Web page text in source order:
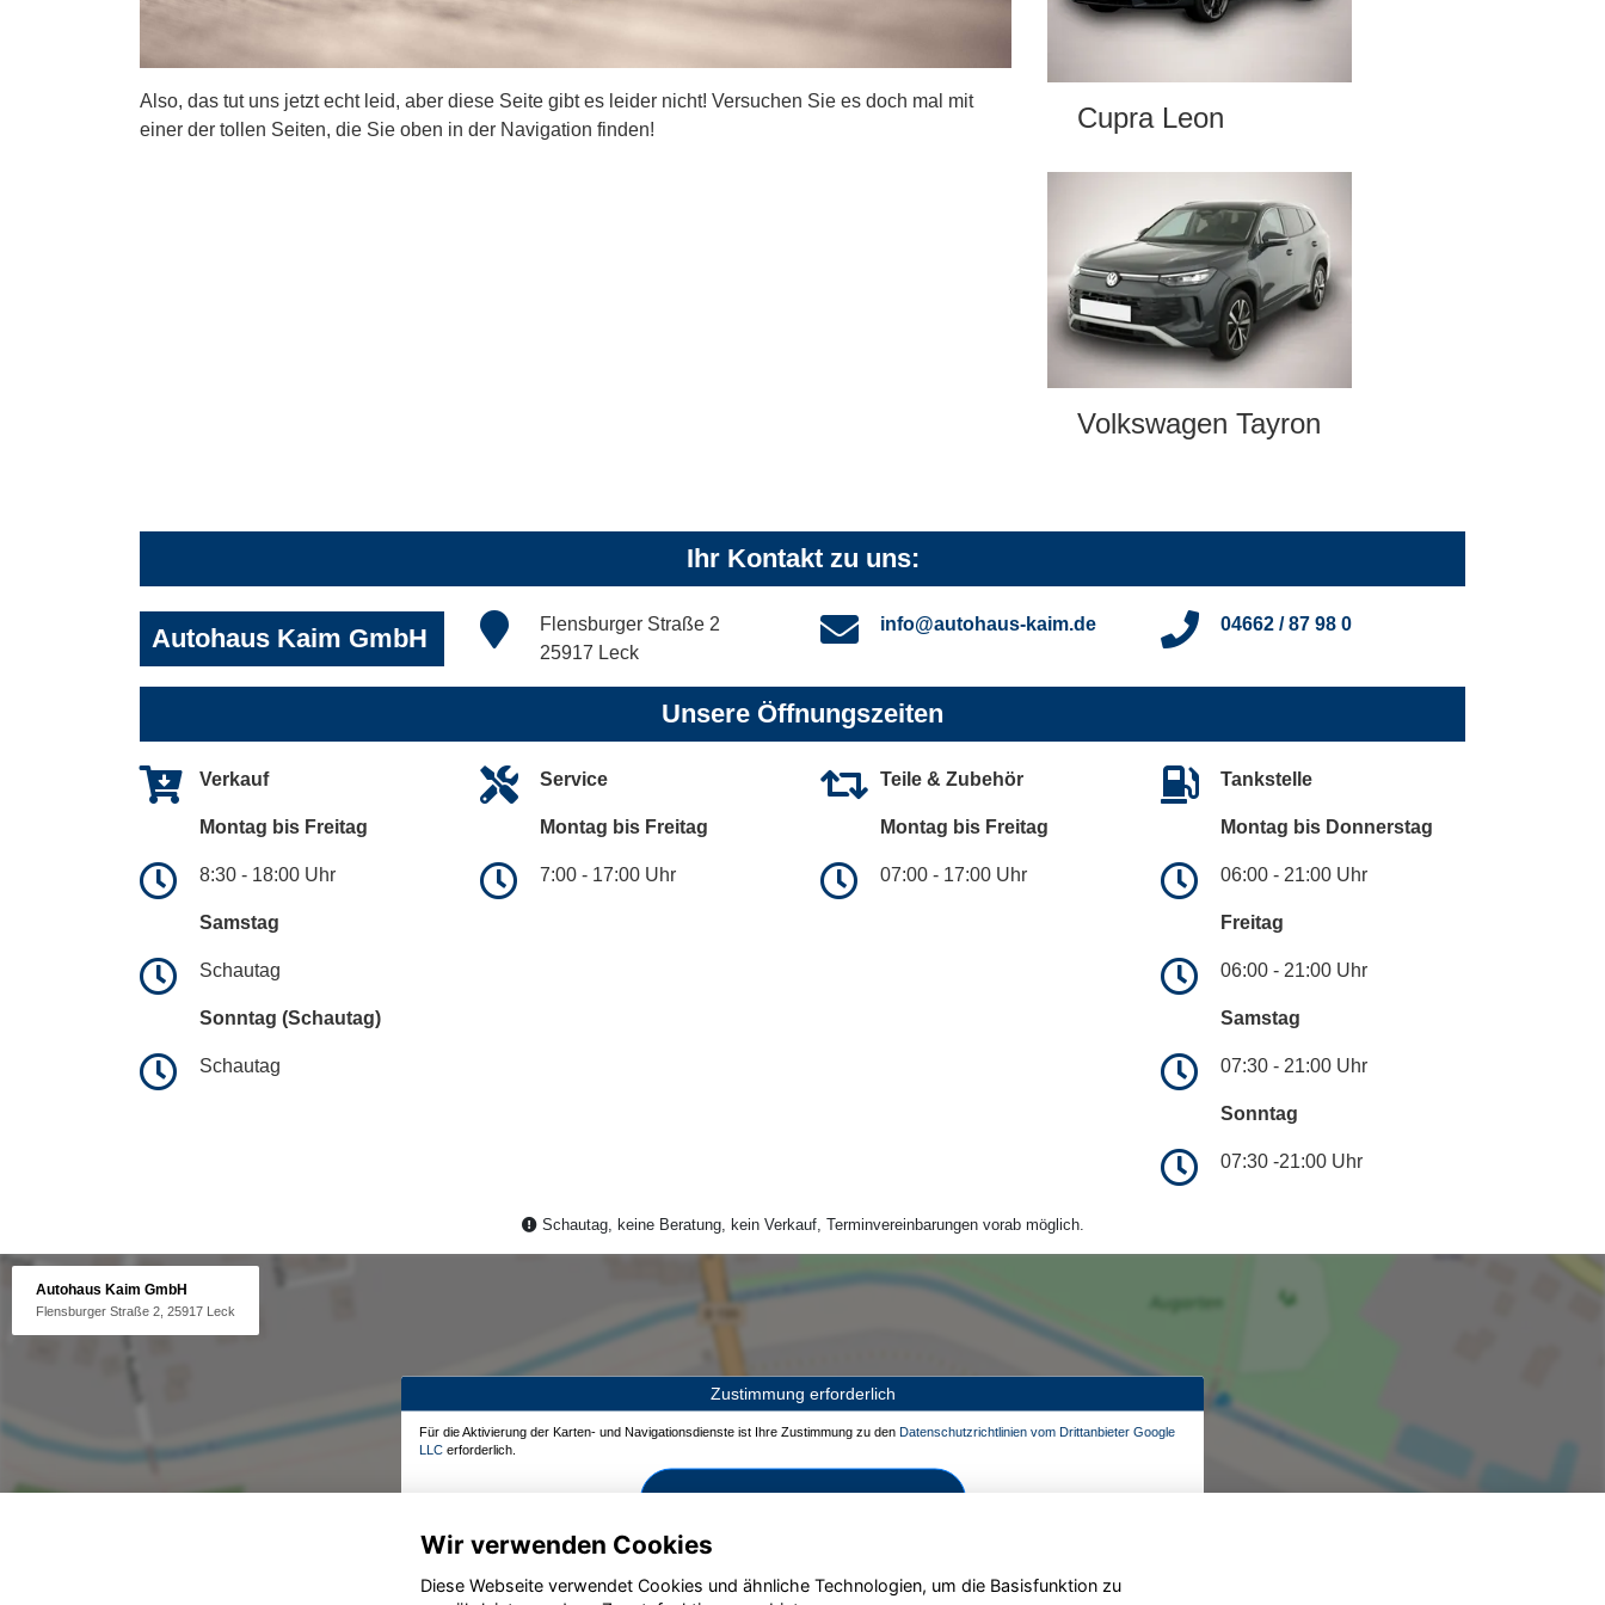
Also, das tut uns jetzt echt leid, aber diese Seite gibt es leider nicht! Versuchen Sie es doch mal mit
einer der tollen Seiten, die Sie oben in der Navigation finden!
Cupra Leon
Volkswagen Tayron
Ihr Kontakt zu uns:
Autohaus Kaim GmbH
Flensburger Straße 2
25917 Leck
info@autohaus-kaim.de 04662 / 87 98 0
Unsere Öffnungszeiten
Verkauf
Montag bis Freitag
8:30 - 18:00 Uhr
Samstag
Schautag
Sonntag (Schautag)
Schautag
Service
Montag bis Freitag
7:00 - 17:00 Uhr
Teile & Zubehör
Montag bis Freitag
07:00 - 17:00 Uhr
Tankstelle
Montag bis Donnerstag
06:00 - 21:00 Uhr
Freitag
06:00 - 21:00 Uhr
Samstag
07:30 - 21:00 Uhr
Sonntag
07:30 -21:00 Uhr
Schautag, keine Beratung, kein Verkauf, Terminvereinbarungen vorab möglich.
Autohaus Kaim GmbH
Flensburger Straße 2, 25917 Leck
Zustimmung erforderlich
Für die Aktivierung der Karten- und Navigationsdienste ist Ihre Zustimmung zu den Datenschutzrichtlinien vom Drittanbieter Google
LLC erforderlich.
Wir verwenden Cookies
Diese Webseite verwendet Cookies und ähnliche Technologien, um die Basisfunktion zu